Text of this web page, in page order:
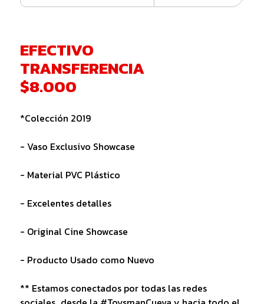
EFECTIVO
TRANSFERENCIA
$8.000
*Colección 2019
- Vaso Exclusivo Showcase
- Material PVC Plástico
- Excelentes detalles
- Original Cine Showcase
- Producto Usado como Nuevo
** Estamos conectados por todas las redes